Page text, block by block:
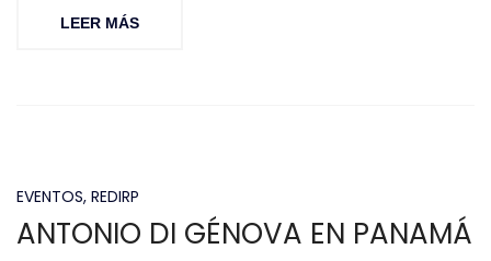
LEER MÁS
EVENTOS, REDIRP
ANTONIO DI GÉNOVA EN PANAMÁ